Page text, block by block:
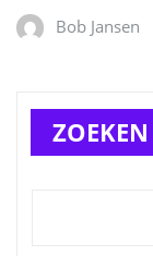
Bob Jansen
ZOEKEN